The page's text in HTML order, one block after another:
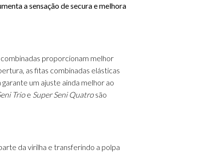
a sensação de secura e melhora
proporcionam melhor
as fitas combinadas elásticas
um ajuste ainda melhor ao
Trioe Super Seni Quatrosão
da virilha e transferindo a polpa